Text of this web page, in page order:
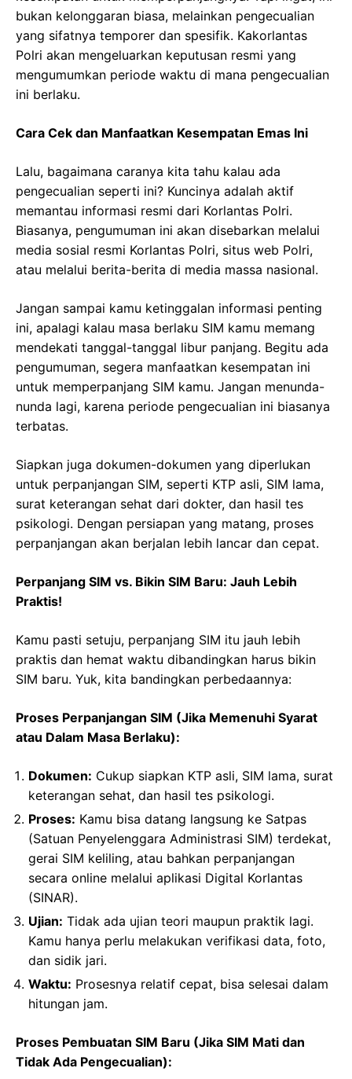
bukan kelonggaran biasa, melainkan pengecualian
yang sifatnya temporer dan spesifik. Kakorlantas
Polri akan mengeluarkan keputusan resmi yang
mengumumkan periode waktu di mana pengecualian
ini berlaku.
Cara Cek dan Manfaatkan Kesempatan Emas Ini
Lalu, bagaimana caranya kita tahu kalau ada
pengecualian seperti ini? Kuncinya adalah aktif
memantau informasi resmi dari Korlantas Polri.
Biasanya, pengumuman ini akan disebarkan melalui
media sosial resmi Korlantas Polri, situs web Polri,
atau melalui berita-berita di media massa nasional.
Jangan sampai kamu ketinggalan informasi penting
ini, apalagi kalau masa berlaku SIM kamu memang
mendekati tanggal-tanggal libur panjang. Begitu ada
pengumuman, segera manfaatkan kesempatan ini
untuk memperpanjang SIM kamu. Jangan menunda-
nunda lagi, karena periode pengecualian ini biasanya
terbatas.
Siapkan juga dokumen-dokumen yang diperlukan
untuk perpanjangan SIM, seperti KTP asli, SIM lama,
surat keterangan sehat dari dokter, dan hasil tes
psikologi. Dengan persiapan yang matang, proses
perpanjangan akan berjalan lebih lancar dan cepat.
Perpanjang SIM vs. Bikin SIM Baru: Jauh Lebih
Praktis!
Kamu pasti setuju, perpanjang SIM itu jauh lebih
praktis dan hemat waktu dibandingkan harus bikin
SIM baru. Yuk, kita bandingkan perbedaannya:
Proses Perpanjangan SIM (Jika Memenuhi Syarat
atau Dalam Masa Berlaku):
Dokumen: Cukup siapkan KTP asli, SIM lama, surat
keterangan sehat, dan hasil tes psikologi.
Proses: Kamu bisa datang langsung ke Satpas
(Satuan Penyelenggara Administrasi SIM) terdekat,
gerai SIM keliling, atau bahkan perpanjangan
secara online melalui aplikasi Digital Korlantas
(SINAR).
Ujian: Tidak ada ujian teori maupun praktik lagi.
Kamu hanya perlu melakukan verifikasi data, foto,
dan sidik jari.
Waktu: Prosesnya relatif cepat, bisa selesai dalam
hitungan jam.
Proses Pembuatan SIM Baru (Jika SIM Mati dan
Tidak Ada Pengecualian):